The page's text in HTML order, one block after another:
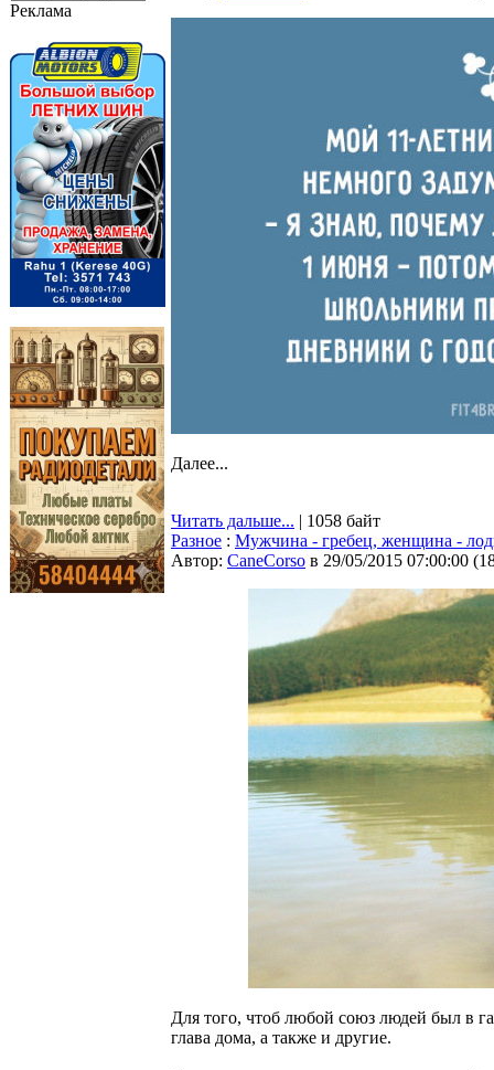
Реклама
Далее...
Читать дальше... | 1058 байт
Разное : Мужчина - гребец, женщина -
Автор: CaneCorso в 29/05/2015 07:00:00 (
Для того, чтоб любой союз людей был в
глава дома, а также и другие.